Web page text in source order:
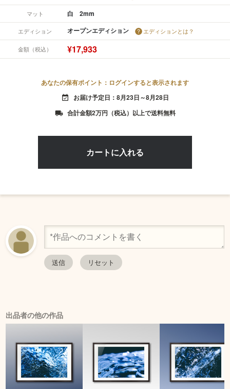
マット 白 2mm
エディション オープンエディション エディションとは？
金額（税込） ¥17,933
あなたの保有ポイント：ログインすると表示されます
event_available お届け予定日：8月23日～8月28日
local_shipping 合計金額2万円（税込）以上で送料無料
出品者の他の作品